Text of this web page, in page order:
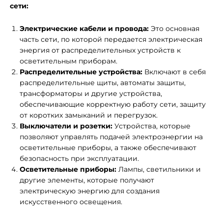
сети:
Электрические кабели и провода: Это основная
часть сети, по которой передается электрическая
энергия от распределительных устройств к
осветительным приборам.
Распределительные устройства: Включают в себя
распределительные щиты, автоматы защиты,
трансформаторы и другие устройства,
обеспечивающие корректную работу сети, защиту
от коротких замыканий и перегрузок.
Выключатели и розетки: Устройства, которые
позволяют управлять подачей электроэнергии на
осветительные приборы, а также обеспечивают
безопасность при эксплуатации.
Осветительные приборы: Лампы, светильники и
другие элементы, которые получают
электрическую энергию для создания
искусственного освещения.